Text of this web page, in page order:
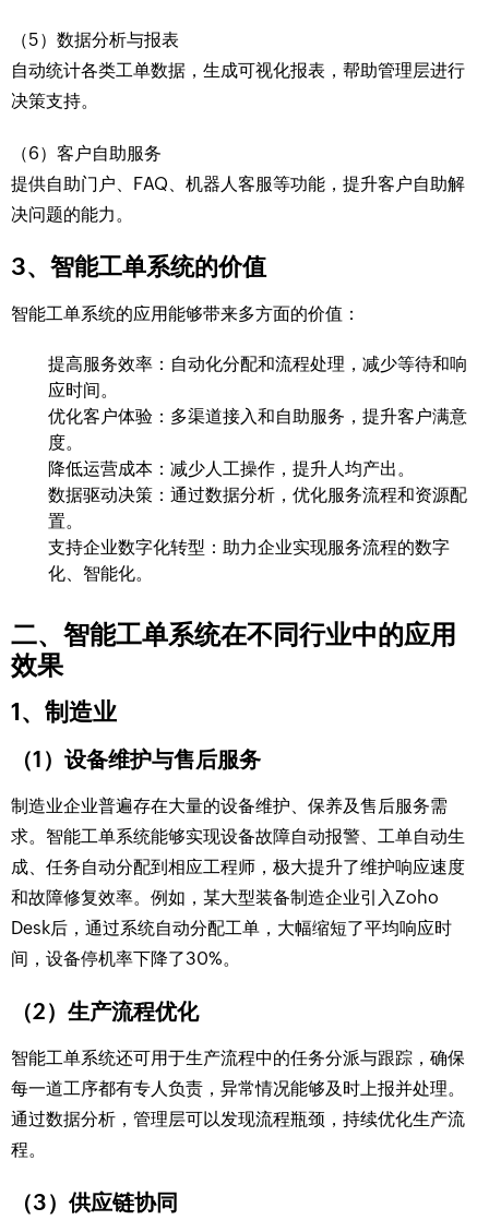
（5）数据分析与报表
自动统计各类工单数据，生成可视化报表，帮助管理层进行
决策支持。
（6）客户自助服务
提供自助门户、FAQ、机器人客服等功能，提升客户自助解
决问题的能力。
3、智能工单系统的价值
智能工单系统的应用能够带来多方面的价值：
提高服务效率：自动化分配和流程处理，减少等待和响
应时间。
优化客户体验：多渠道接入和自助服务，提升客户满意
度。
降低运营成本：减少人工操作，提升人均产出。
数据驱动决策：通过数据分析，优化服务流程和资源配
置。
支持企业数字化转型：助力企业实现服务流程的数字
化、智能化。
二、智能工单系统在不同行业中的应用
效果
1、制造业
（1）设备维护与售后服务
制造业企业普遍存在大量的设备维护、保养及售后服务需
求。智能工单系统能够实现设备故障自动报警、工单自动生
成、任务自动分配到相应工程师，极大提升了维护响应速度
和故障修复效率。例如，某大型装备制造企业引入Zoho
Desk后，通过系统自动分配工单，大幅缩短了平均响应时
间，设备停机率下降了30%。
（2）生产流程优化
智能工单系统还可用于生产流程中的任务分派与跟踪，确保
每一道工序都有专人负责，异常情况能够及时上报并处理。
通过数据分析，管理层可以发现流程瓶颈，持续优化生产流
程。
（3）供应链协同